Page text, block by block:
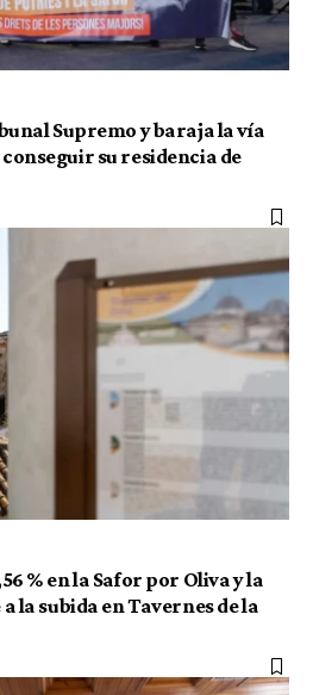
Supremo y baraja la vía
su residencia de
% en la Safor por Oliva y la
la subida en Tavernes de la